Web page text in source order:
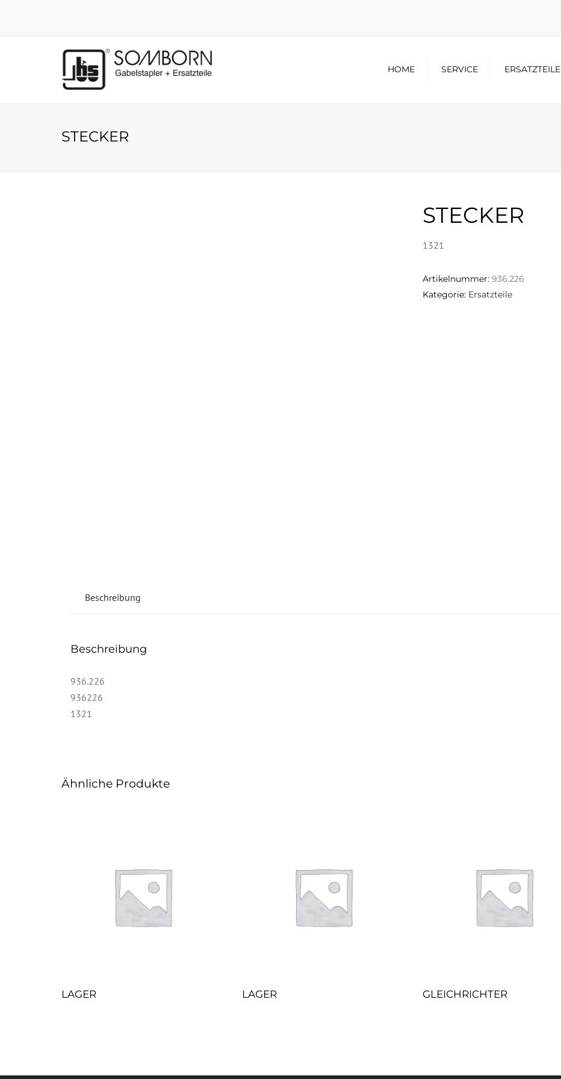
HOME SERVICE ERSATZTEILE
STECKER
STECKER
1321
Artikelnummer: 936.226
Kategorie: Ersatzteile
Beschreibung
Beschreibung
936.226
936226
1321
Ähnliche Produkte
LAGER LAGER GLEICHRICHTER